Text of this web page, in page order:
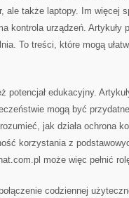
ale także laptopy. Im więcej
kontrola urządzeń. Artykuły
To treści, które mogą
potencjał edukacyjny.
mogą być
jak działa ochrona
korzystania z
może więc pełnić
codziennej